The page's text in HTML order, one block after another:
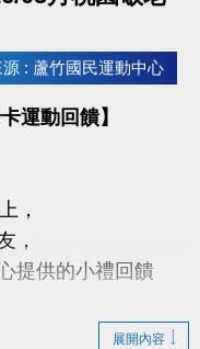
曲目調整）
，並攜帶水壺、毛
。
理乙次。
飲料除外）。
終解釋權。
。
源 : 蘆竹國民運動中心
運動回饋】
，
，
提供的小禮回饋
至本中心領取展開內容